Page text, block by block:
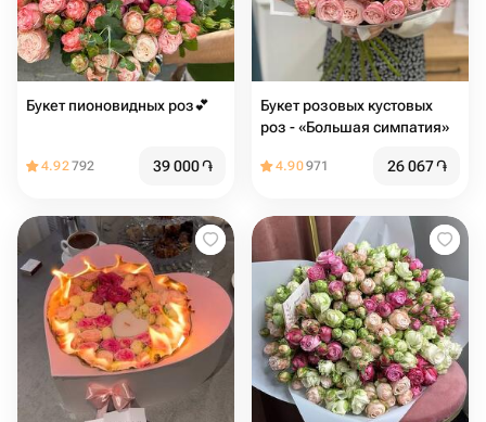
Букет пионовидных роз💕
4.92792 39 000֏
Букет розовых кустовых
роз - «Большая симпатия»
4.90971 26 067֏